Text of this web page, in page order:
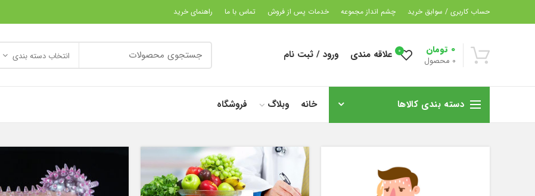
حساب کاربری / سوابق خرید چشم انداز مجموعه خدمات پس از فروش تماس با ما راهنمای خرید
0 محصول
0 تومان 0 علاقه مندی ورود / ثبت نام انتخاب دسته بندی
دسته بندی کالاها خانه وبلاگ فروشگاه